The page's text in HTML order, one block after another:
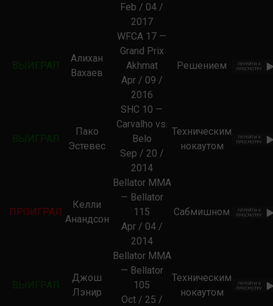
Feb / 04 /
2017
ВЫИГРАЛ
Алихан
Вахаев
WFCA 17 —
Grand Prix
Akhmat
Apr / 09 /
2016
Решением
ВЫИГРАЛ
Пако
Эстевес
SHC 10 —
Carvalho vs.
Belo
Sep / 20 /
2014
Техническим
нокаутом
ПРОИГРАЛ
Келли
Анандсон
Bellator MMA
— Bellator
115
Apr / 04 /
2014
Сабмишном
ВЫИГРАЛ
Джош
Лэнир
Bellator MMA
— Bellator
105
Oct / 25 /
Техническим
нокаутом